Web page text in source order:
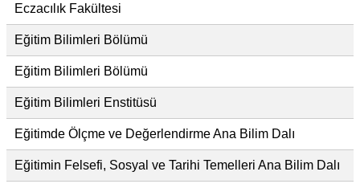
Eczacılık Fakültesi
Eğitim Bilimleri Bölümü
Eğitim Bilimleri Bölümü
Eğitim Bilimleri Enstitüsü
Eğitimde Ölçme ve Değerlendirme Ana Bilim Dalı
Eğitimin Felsefi, Sosyal ve Tarihi Temelleri Ana Bilim Dalı